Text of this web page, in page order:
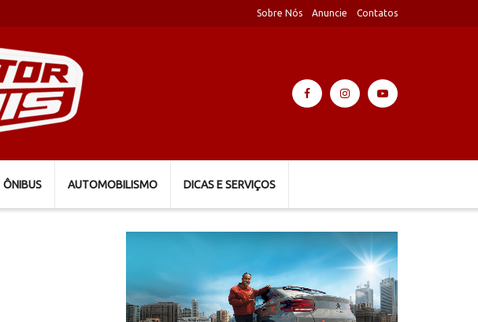
Sobre Nós Anuncie Contatos
ÔNIBUS AUTOMOBILISMO DICAS E SERVIÇOS